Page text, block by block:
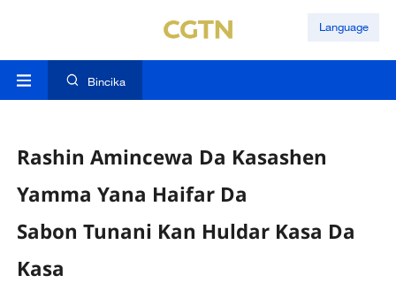
Language
Bincika
Rashin Amincewa Da Kasashen
Yamma Yana Haifar Da
Sabon Tunani Kan Huldar Kasa Da
Kasa